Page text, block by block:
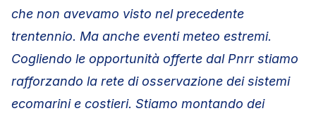
che non avevamo visto nel precedente
trentennio. Ma anche eventi meteo estremi.
Cogliendo le opportunità offerte dal Pnrr stiamo
rafforzando la rete di osservazione dei sistemi
ecomarini e costieri. Stiamo montando dei